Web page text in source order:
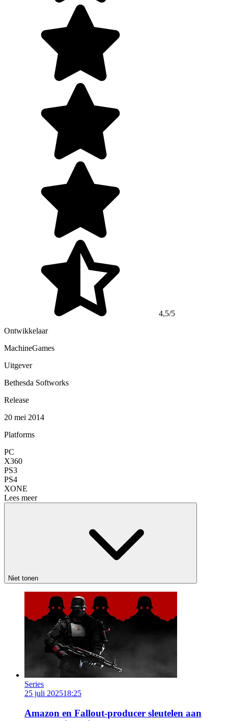
4,5/5
Ontwikkelaar
MachineGames
Uitgever
Bethesda Softworks
Release
20 mei 2014
Platforms
PC
X360
PS3
PS4
XONE
Lees meer
Niet tonen
Series
25 juli 202518:25
Amazon en Fallout-producer sleutelen aan